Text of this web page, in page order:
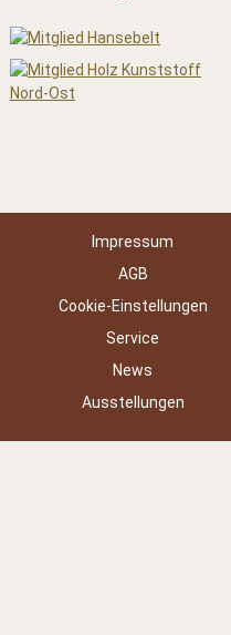
Impressum
AGB
Cookie-Einstellungen
Service
News
Ausstellungen